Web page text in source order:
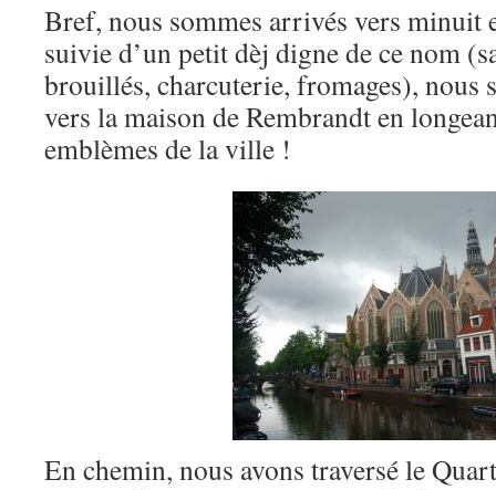
Bref, nous sommes arrivés vers minuit
suivie d’un petit dèj digne de ce nom
brouillés, charcuterie, fromages), nous
vers la maison de Rembrandt en
emblèmes de la ville !
En chemin, nous avons traversé le